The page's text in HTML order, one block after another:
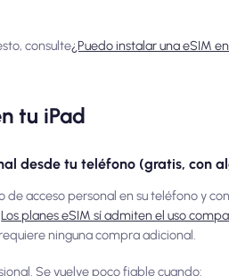
consulte¿Puedo instalar una eSIM
tu iPad
desde tu teléfono (gratis, con
de acceso personal en su teléfono y
Los planes eSIM sí admiten el uso
ninguna compra adicional.
Se vuelve poco fiable cuando: